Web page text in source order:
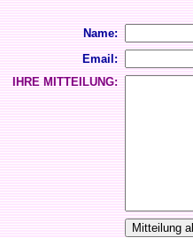
Name:
Email:
IHRE MITTEILUNG: